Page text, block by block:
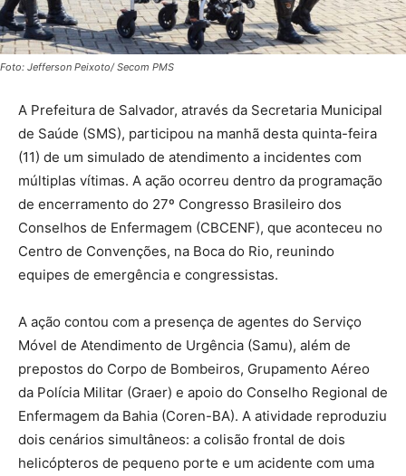
Foto: Jefferson Peixoto/ Secom PMS
A Prefeitura de Salvador, através da Secretaria Municipal
de Saúde (SMS), participou na manhã desta quinta-feira
(11) de um simulado de atendimento a incidentes com
múltiplas vítimas. A ação ocorreu dentro da programação
de encerramento do 27º Congresso Brasileiro dos
Conselhos de Enfermagem (CBCENF), que aconteceu no
Centro de Convenções, na Boca do Rio, reunindo
equipes de emergência e congressistas.
A ação contou com a presença de agentes do Serviço
Móvel de Atendimento de Urgência (Samu), além de
prepostos do Corpo de Bombeiros, Grupamento Aéreo
da Polícia Militar (Graer) e apoio do Conselho Regional de
Enfermagem da Bahia (Coren-BA). A atividade reproduziu
dois cenários simultâneos: a colisão frontal de dois
helicópteros de pequeno porte e um acidente com uma